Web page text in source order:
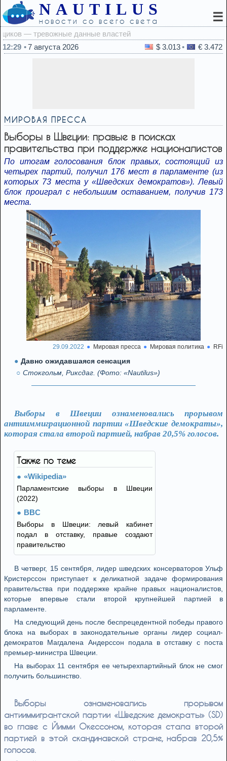
NAUTILUS
новости со всего света ☰
12:29
7 августа 2026 $ 3.013 € 3.472
МИРОВАЯ ПРЕССА
Выборы в Швеции: правые в поисках
правительства при поддержке националистов
По итогам голосования блок правых, состоящий из
четырех партий, получил 176 мест в парламенте (из
которых 73 места у «Шведских демократов»). Левый
блок проиграл с небольшим оставанием, получив 173
места.
29.09.2022 Мировая пресса Мировая политика RFi
Давно ожидавшаяся сенсация
Стокгольм, Риксдаг. (Фото: «Nautilus»)
Выборы в Швеции ознаменовались прорывом
антииммиграционной партии «Шведские демократы»,
которая стала второй партией, набрав 20,5% голосов.
Также по теме
«Wikipedia»
Парламентские выборы в Швеции
(2022)
BBC
Выборы в Швеции: левый кабинет
подал в отставку, правые создают
правительство
В четверг, 15 сентября, лидер шведских консерваторов Ульф
Кристерссон приступает к деликатной задаче формирования
правительства при поддержке крайне правых националистов,
которые впервые стали второй крупнейшей партией в
парламенте.
На следующий день после беспрецедентной победы правого
блока на выборах в законодательные органы лидер социал-
демократов Магдалена Андерссон подала в отставку с поста
премьер-министра Швеции.
На выборах 11 сентября ее четырехпартийный блок не смог
получить большинство.
Выборы ознаменовались прорывом
антииммигрантской партии «Шведские демократы» (SD)
во главе с Йимми Окессоном, которая стала второй
партией в этой скандинавской стране, набрав 20,5%
голосов.